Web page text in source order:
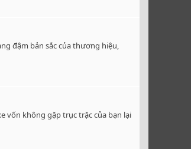
đậm bản sắc của thương hiệu,
vốn không gặp trục trặc của bạn lại